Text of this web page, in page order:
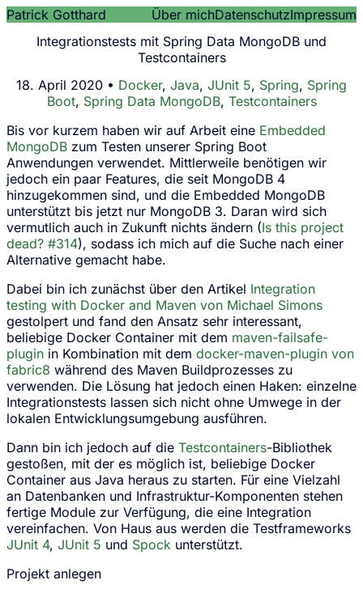
Patrick Gotthard Über michDatenschutzImpressum
Integrationstests mit Spring Data MongoDB und
Testcontainers
18. April 2020 • Docker, Java, JUnit 5, Spring, Spring
Boot, Spring Data MongoDB, Testcontainers
Bis vor kurzem haben wir auf Arbeit eine Embedded
MongoDB zum Testen unserer Spring Boot
Anwendungen verwendet. Mittlerweile benötigen wir
jedoch ein paar Features, die seit MongoDB 4
hinzugekommen sind, und die Embedded MongoDB
unterstützt bis jetzt nur MongoDB 3. Daran wird sich
vermutlich auch in Zukunft nichts ändern (Is this project
dead? #314), sodass ich mich auf die Suche nach einer
Alternative gemacht habe.
Dabei bin ich zunächst über den Artikel Integration
testing with Docker and Maven von Michael Simons
gestolpert und fand den Ansatz sehr interessant,
beliebige Docker Container mit dem maven-failsafe-
plugin in Kombination mit dem docker-maven-plugin von
fabric8 während des Maven Buildprozesses zu
verwenden. Die Lösung hat jedoch einen Haken: einzelne
Integrationstests lassen sich nicht ohne Umwege in der
lokalen Entwicklungsumgebung ausführen.
Dann bin ich jedoch auf die Testcontainers-Bibliothek
gestoßen, mit der es möglich ist, beliebige Docker
Container aus Java heraus zu starten. Für eine Vielzahl
an Datenbanken und Infrastruktur-Komponenten stehen
fertige Module zur Verfügung, die eine Integration
vereinfachen. Von Haus aus werden die Testframeworks
JUnit 4, JUnit 5 und Spock unterstützt.
Projekt anlegen